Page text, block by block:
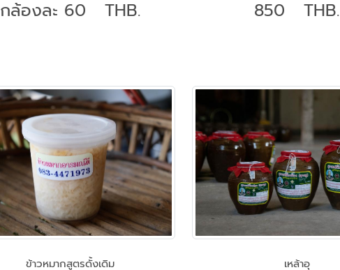
กล้องละ 60 THB. 850 THB.
ข้าวหมากสูตรดั้งเดิม
เหล้าอุ